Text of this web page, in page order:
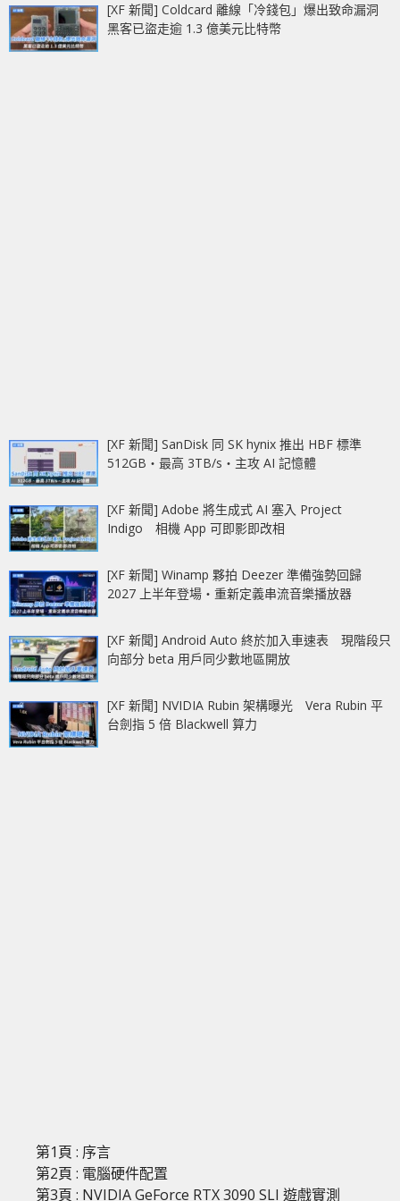
[XF 新聞] Coldcard 離線「冷錢包」爆出致命漏洞
黑客已盜走逾 1.3 億美元比特幣
[XF 新聞] SanDisk 同 SK hynix 推出 HBF 標準
512GB‧最高 3TB/s‧主攻 AI 記憶體
[XF 新聞] Adobe 將生成式 AI 塞入 Project
Indigo 相機 App 可即影即改相
[XF 新聞] Winamp 夥拍 Deezer 準備強勢回歸
2027 上半年登場‧重新定義串流音樂播放器
[XF 新聞] Android Auto 終於加入車速表 現階段只
向部分 beta 用戶同少數地區開放
[XF 新聞] NVIDIA Rubin 架構曝光 Vera Rubin 平
台劍指 5 倍 Blackwell 算力
第1頁 : 序言
第2頁 : 電腦硬件配置
第3頁 : NVIDIA GeForce RTX 3090 SLI 遊戲實測